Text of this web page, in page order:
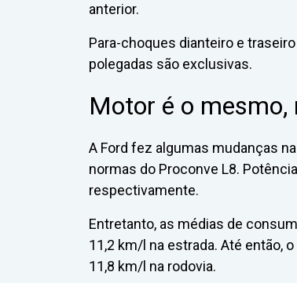
anterior.
Para-choques dianteiro e
polegadas são exclusivas.
Motor é o
A Ford fez algumas mudanças
normas do Proconve L8.
respectivamente.
Entretanto, as médias de
11,2 km/l na estrada. Até então,
11,8 km/l na rodovia.